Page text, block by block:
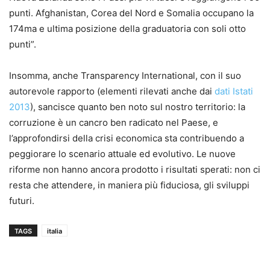
punti. Afghanistan, Corea del Nord e Somalia occupano la
174ma e ultima posizione della graduatoria con soli otto
punti”.
Insomma, anche Transparency International, con il suo
autorevole rapporto (elementi rilevati anche dai dati Istati
2013), sancisce quanto ben noto sul nostro territorio: la
corruzione è un cancro ben radicato nel Paese, e
l’approfondirsi della crisi economica sta contribuendo a
peggiorare lo scenario attuale ed evolutivo. Le nuove
riforme non hanno ancora prodotto i risultati sperati: non ci
resta che attendere, in maniera più fiduciosa, gli sviluppi
futuri.
TAGS italia